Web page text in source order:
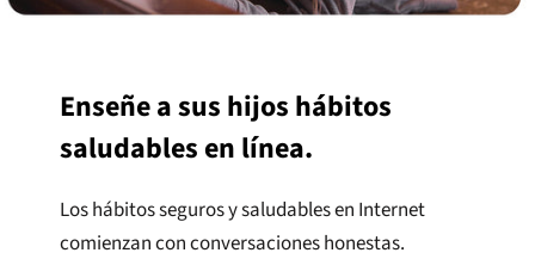
Enseñe a sus hijos hábitos
saludables en línea.
Los hábitos seguros y saludables en Internet
comienzan con conversaciones honestas.